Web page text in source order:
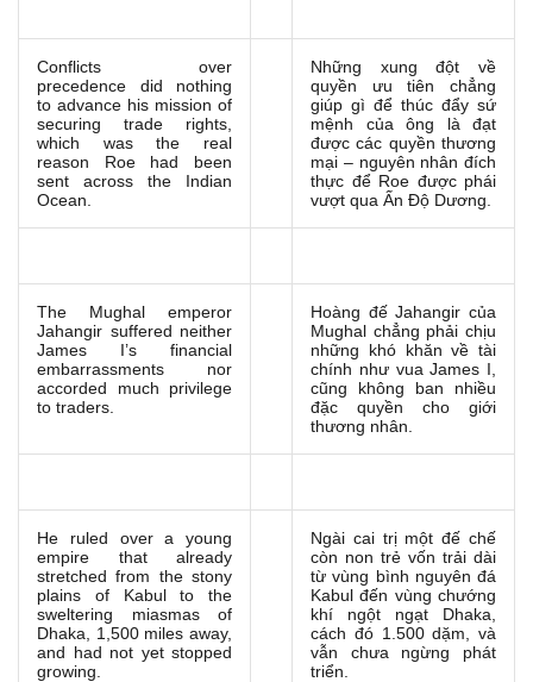
Conflicts over
precedence did nothing
to advance his mission of
securing trade rights,
which was the real
reason Roe had been
sent across the Indian
Ocean.
Những xung đột về
quyền ưu tiên chẳng
giúp gì để thúc đẩy sứ
mệnh của ông là đạt
được các quyền thương
mại – nguyên nhân đích
thực để Roe được phái
vượt qua Ấn Độ Dương.
The Mughal emperor
Jahangir suffered neither
James I’s financial
embarrassments nor
accorded much privilege
to traders.
Hoàng đế Jahangir của
Mughal chẳng phải chịu
những khó khăn về tài
chính như vua James I,
cũng không ban nhiều
đặc quyền cho giới
thương nhân.
He ruled over a young
empire that already
stretched from the stony
plains of Kabul to the
sweltering miasmas of
Dhaka, 1,500 miles away,
and had not yet stopped
growing.
Ngài cai trị một đế chế
còn non trẻ vốn trải dài
từ vùng bình nguyên đá
Kabul đến vùng chướng
khí ngột ngạt Dhaka,
cách đó 1.500 dặm, và
vẫn chưa ngừng phát
triển.